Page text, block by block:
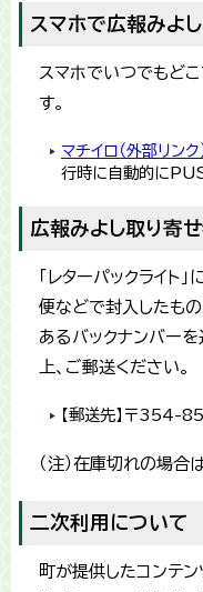
スマホで広報みよし
スマホでいつでもど
す。
マチイロ（外部リンク
行時に自動的に
広報みよし取り寄
「レターパックライト
便などで封入したも
あるバックナンバー
上、ご郵送ください。
【郵送先】〒354-
（注）在庫切れの場合
二次利用について
町が提供したコンテ